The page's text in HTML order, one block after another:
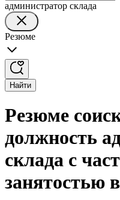
администратор склада
Резюме
Найти
Резюме
должность
склада с
занятостью